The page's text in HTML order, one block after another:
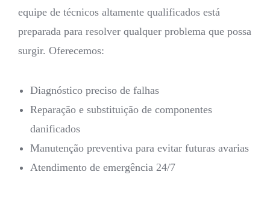
equipe de técnicos altamente qualificados está
preparada para resolver qualquer problema que possa
surgir. Oferecemos:
Diagnóstico preciso de falhas
Reparação e substituição de componentes
danificados
Manutenção preventiva para evitar futuras avarias
Atendimento de emergência 24/7